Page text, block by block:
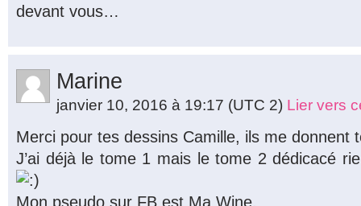
devant vous…
Marine
janvier 10, 2016 à 19:17 (UTC 2) Lier vers
Merci pour tes dessins Camille, ils me donnent
J’ai déjà le tome 1 mais le tome 2 dédicacé
Mon pseudo sur FB est Ma Wine.